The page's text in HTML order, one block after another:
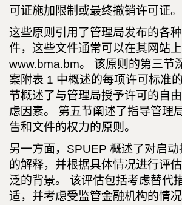
可证施加限制或最终撤销许可证。
这些原则引用了管理局发布的各
件，这些文件通常可以在其网站上
www.bma.bm。 该原则的第三节
案附表 1 中概述的每项许可标准
节概述了与管理局授予许可的自
虑因素。 第五节阐述了指导管理
告和文件的权力的原则。
另一方面，SPUEP 概述了对启
的解释，并根据具体情况进行评
泛的背景。 该评估包括考虑替代
适，并考虑受监管金融机构的情